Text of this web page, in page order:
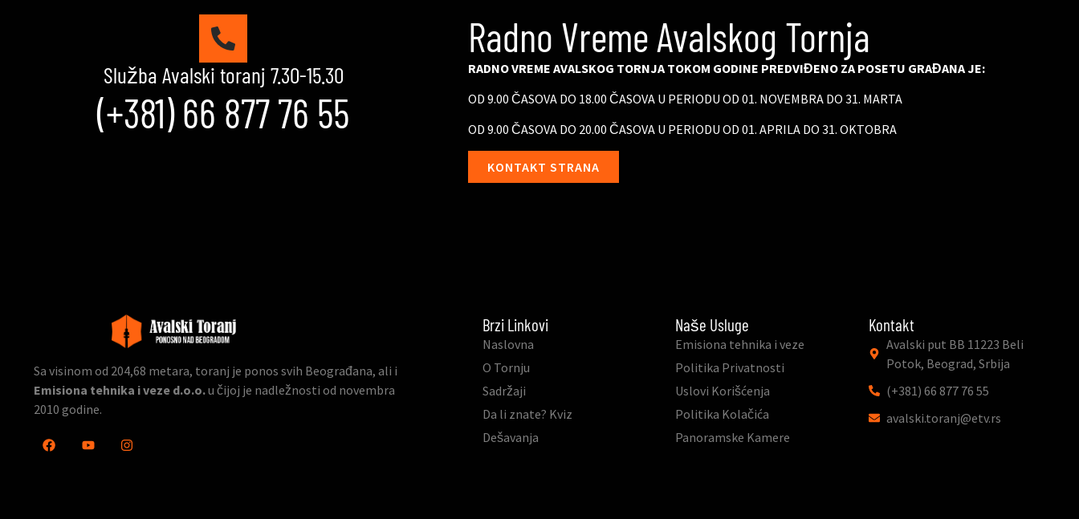
Služba Avalski toranj 7.30-15.30
(+381) 66 877 76 55
Radno Vreme Avalskog Tornja
RADNO VREME AVALSKOG TORNJA TOKOM GODINE PREDVIĐENO ZA POSETU GRAĐANA JE:
OD 9.00 ČASOVA DO 18.00 ČASOVA U PERIODU OD 01. NOVEMBRA DO 31. MARTA
OD 9.00 ČASOVA DO 20.00 ČASOVA U PERIODU OD 01. APRILA DO 31. OKTOBRA
KONTAKT STRANA
Sa visinom od 204,68 metara, toranj je ponos svih Beograđana, ali i
Emisiona tehnika i veze d.o.o.u čijoj je nadležnosti od novembra
2010 godine.
Brzi Linkovi
Naslovna
O Tornju
Sadržaji
Da li znate? Kviz
Dešavanja
Naše Usluge
Emisiona tehnika i veze
Politika Privatnosti
Uslovi Korišćenja
Politika Kolačića
Panoramske Kamere
Kontakt
Avalski put BB 11223 Beli
Potok, Beograd, Srbija
(+381) 66 877 76 55
avalski.toranj@etv.rs